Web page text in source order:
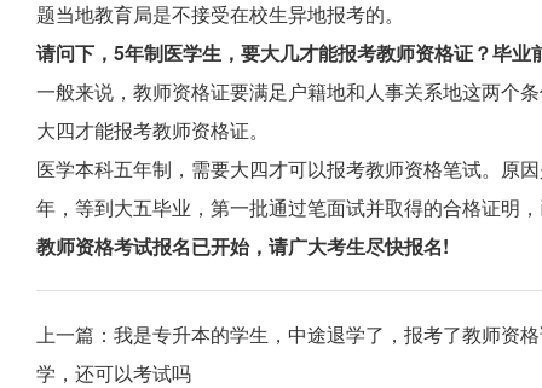
题当地教育局是不接受在校生异地报考的。
请问下，5年制医学生，要大几才能报考教师资格证？毕业
一般来说，教师资格证要满足户籍地和人事关系地这两个
大四才能报考教师资格证。
医学本科五年制，需要大四才可以报考教师资格笔试。原
年，等到大五毕业，第一批通过笔面试并取得的合格证明
教师资格考试报名已开始，请广大考生尽快报名!
上一篇： 我是专升本的学生，中途退学了，报考了教师资
学，还可以考试吗